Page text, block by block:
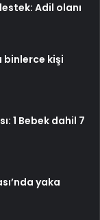
Adil olanı
binlerce kişi
1 Bebek dahil 7
yaka